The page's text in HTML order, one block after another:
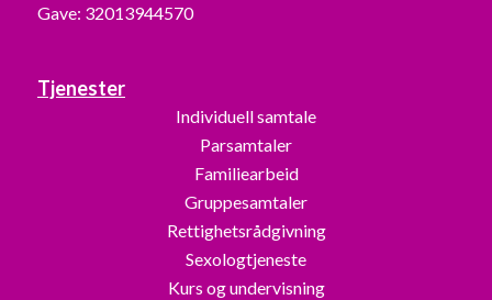
Gave: 32013944570
Tjenester
Individuell samtale
Parsamtaler
Familiearbeid
Gruppesamtaler
Rettighetsrådgivning
Sexologtjeneste
Kurs og undervisning